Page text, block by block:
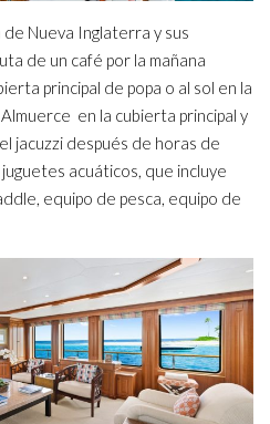
Nueva Inglaterra y sus
de un café por la mañana
principal de popa o al sol en la
en la cubierta principal y
jacuzzi después de horas de
acuáticos, que incluye
equipo de pesca, equipo de